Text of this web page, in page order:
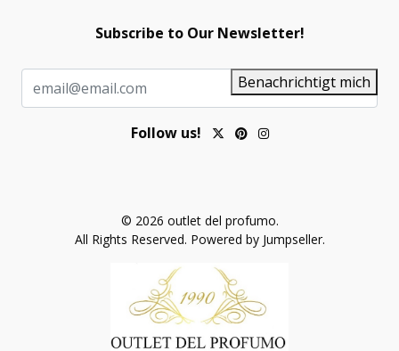
Subscribe to Our Newsletter!
Benachrichtigt mich
Follow us!
© 2026 outlet del profumo.
All Rights Reserved. Powered by Jumpseller.